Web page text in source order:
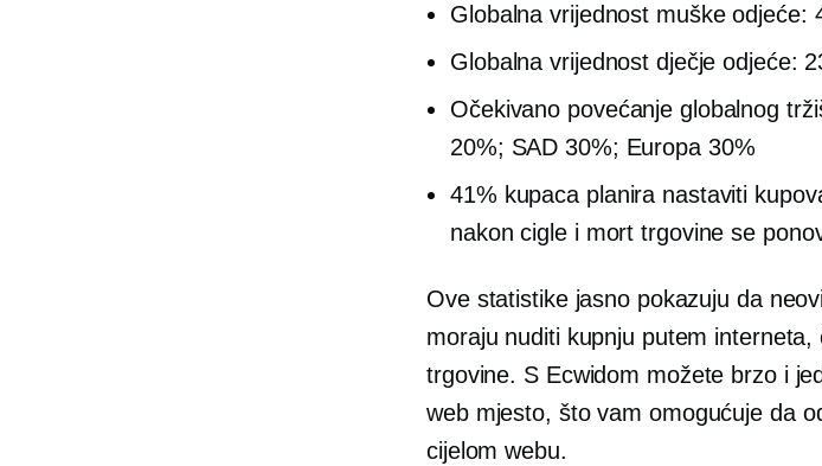
Globalna vrijednost muške odjeće:
Globalna vrijednost dječje odjeće:
Očekivano povećanje globalnog
20%; SAD 30%; Europa 30%
41% kupaca planira nastaviti
nakoncigle i mort trgovine se
Ove statistike jasno pokazuju da
moraju nuditi kupnju putem interneta,
trgovine. S Ecwidom možete brzo i
web mjesto, što vam omogućuje da
cijelom webu.